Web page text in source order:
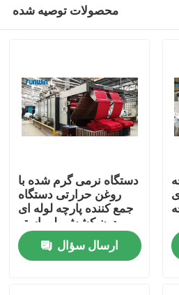
خانه
محصولات توصیه شده
دستگاه نرمی گرم شده با
روغن حرارتی دستگاه
جمع کننده پارچه لوله ای
بدون کشش پلی استر
خشک
ارسال سؤال